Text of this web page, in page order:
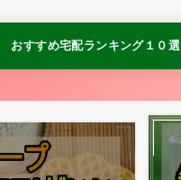
おすすめ宅配ランキング１０選